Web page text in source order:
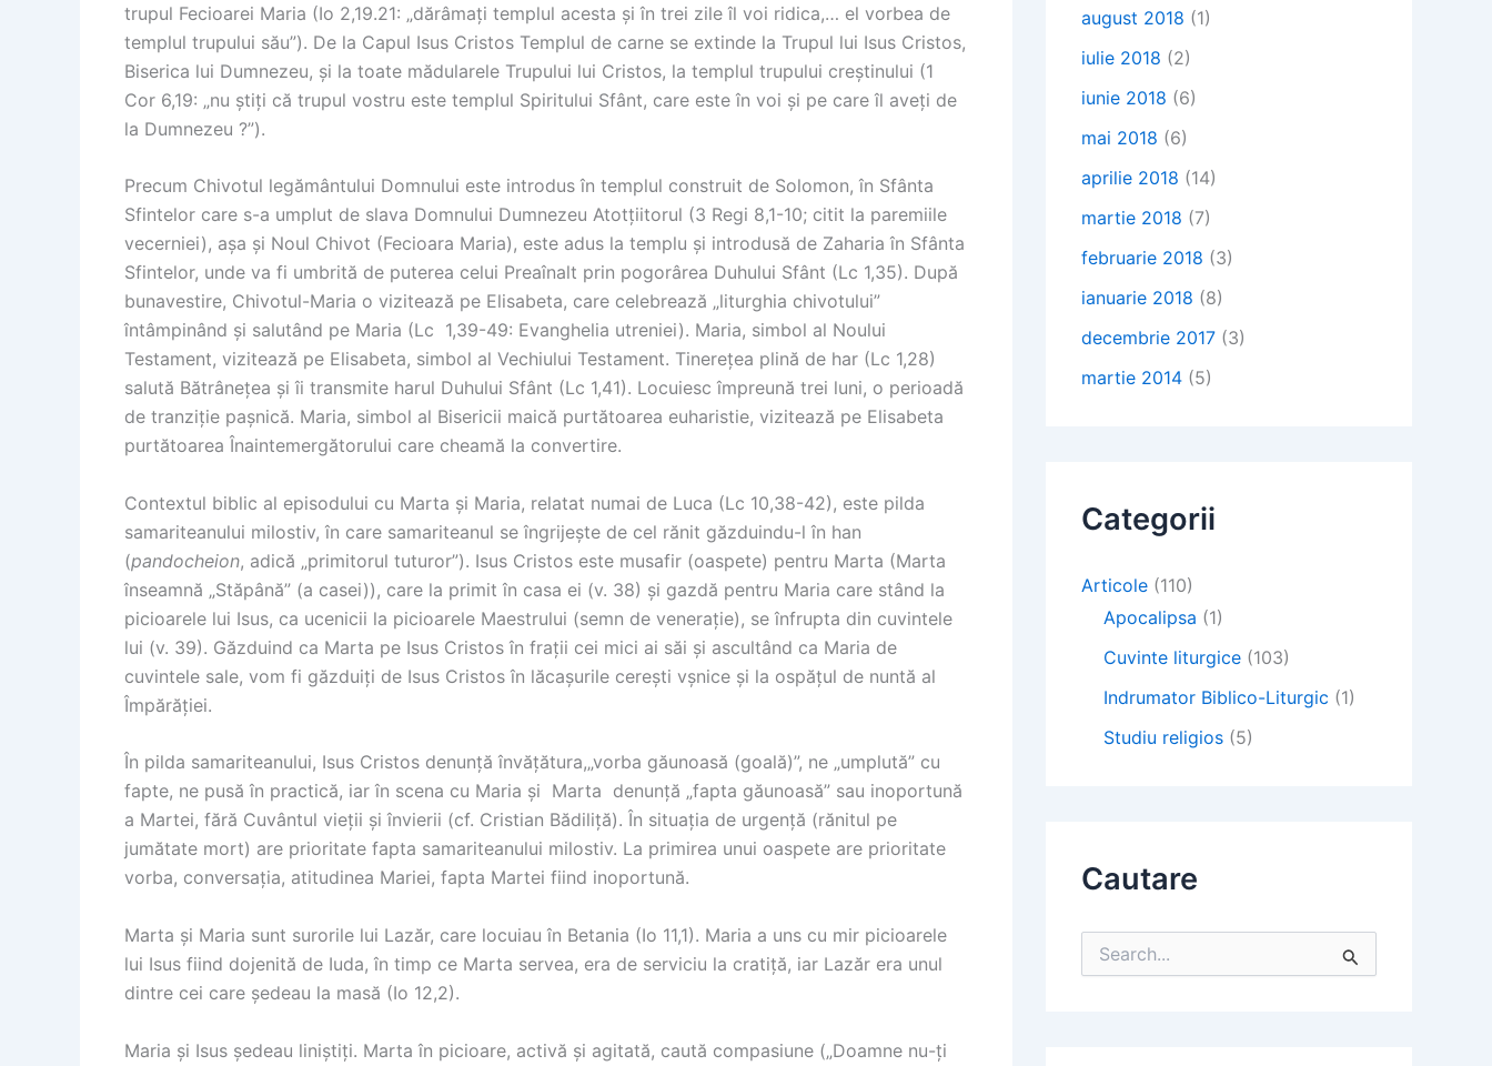
trupul Fecioarei Maria (Io 2,19.21: „dărâmați templul acesta și în trei zile îl voi ridica,… el vorbea de
templul trupului său”). De la Capul Isus Cristos Templul de carne se extinde la Trupul lui Isus Cristos,
Biserica lui Dumnezeu, și la toate mădularele Trupului lui Cristos, la templul trupului creștinului (1
Cor 6,19: „nu știți că trupul vostru este templul Spiritului Sfânt, care este în voi și pe care îl aveți de
la Dumnezeu ?”).
Precum Chivotul legământului Domnului este introdus în templul construit de Solomon, în Sfânta
Sfintelor care s-a umplut de slava Domnului Dumnezeu Atotțiitorul (3 Regi 8,1-10; citit la paremiile
vecerniei), așa și Noul Chivot (Fecioara Maria), este adus la templu și introdusă de Zaharia în Sfânta
Sfintelor, unde va fi umbrită de puterea celui Preaînalt prin pogorârea Duhului Sfânt (Lc 1,35). După
bunavestire, Chivotul-Maria o vizitează pe Elisabeta, care celebrează „liturghia chivotului”
întâmpinând și salutând pe Maria (Lc 1,39-49: Evanghelia utreniei). Maria, simbol al Noului
Testament, vizitează pe Elisabeta, simbol al Vechiului Testament. Tinerețea plină de har (Lc 1,28)
salută Bătrânețea și îi transmite harul Duhului Sfânt (Lc 1,41). Locuiesc împreună trei luni, o perioadă
de tranziție pașnică. Maria, simbol al Bisericii maică purtătoarea euharistie, vizitează pe Elisabeta
purtătoarea Înaintemergătorului care cheamă la convertire.
Contextul biblic al episodului cu Marta și Maria, relatat numai de Luca (Lc 10,38-42), este pilda
samariteanului milostiv, în care samariteanul se îngrijește de cel rănit găzduindu-l în han
(pandocheion, adică „primitorul tuturor”). Isus Cristos este musafir (oaspete) pentru Marta (Marta
înseamnă „Stăpână” (a casei)), care la primit în casa ei (v. 38) și gazdă pentru Maria care stând la
picioarele lui Isus, ca ucenicii la picioarele Maestrului (semn de venerație), se înfrupta din cuvintele
lui (v. 39). Găzduind ca Marta pe Isus Cristos în frații cei mici ai săi și ascultând ca Maria de
cuvintele sale, vom fi găzduiți de Isus Cristos în lăcașurile cerești vșnice și la ospățul de nuntă al
Împărăției.
În pilda samariteanului, Isus Cristos denunță învățătura,„vorba găunoasă (goală)”, ne „umplută” cu
fapte, ne pusă în practică, iar în scena cu Maria și Marta denunță „fapta găunoasă” sau inoportună
a Martei, fără Cuvântul vieții și învierii (cf. Cristian Bădiliță). În situația de urgență (rănitul pe
jumătate mort) are prioritate fapta samariteanului milostiv. La primirea unui oaspete are prioritate
vorba, conversația, atitudinea Mariei, fapta Martei fiind inoportună.
Marta și Maria sunt surorile lui Lazăr, care locuiau în Betania (Io 11,1). Maria a uns cu mir picioarele
lui Isus fiind dojenită de Iuda, în timp ce Marta servea, era de serviciu la cratiță, iar Lazăr era unul
dintre cei care ședeau la masă (Io 12,2).
Maria și Isus ședeau liniștiți. Marta în picioare, activă și agitată, caută compasiune („Doamne nu-ți
august 2018 (1)
iulie 2018 (2)
iunie 2018 (6)
mai 2018 (6)
aprilie 2018 (14)
martie 2018 (7)
februarie 2018 (3)
ianuarie 2018 (8)
decembrie 2017 (3)
martie 2014 (5)
Categorii
Articole (110)
Apocalipsa (1)
Cuvinte liturgice (103)
Indrumator Biblico-Liturgic (1)
Studiu religios (5)
Cautare